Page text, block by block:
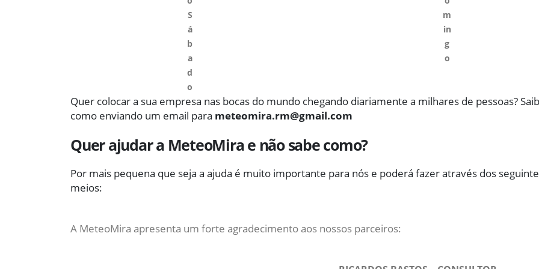
S
á
b
a
d
o
m
in
g
o
Quer colocar a sua empresa nas bocas do mundo chegando diariamente a milhares de pessoas?
como enviando um email para meteomira.rm@gmail.com
Quer ajudar a MeteoMira e não sabe como?
Por mais pequena que seja a ajuda é muito importante para nós e poderá fazer através dos
meios:
A MeteoMira apresenta um forte agradecimento aos nossos parceiros: